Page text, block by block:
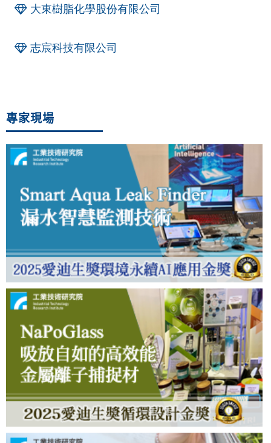
大東樹脂化學股份有限公司
志宸科技有限公司
專家現場